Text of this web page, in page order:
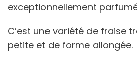
exceptionnellement
C’est une variété de fraise
petite et de forme allongée.